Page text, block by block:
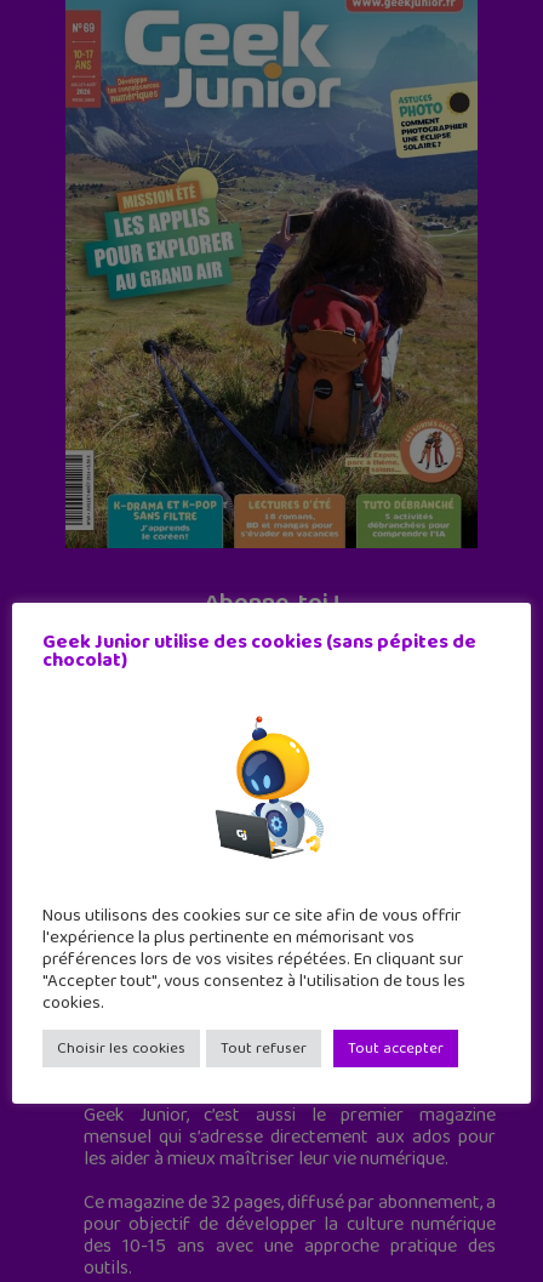
Abonne-toi !
11 numéros par an
JE M'ABONNE !
Geek Junior est le premier site de culture numérique
à destination des adolescents.
Geek Junior, c’est aussi le premier magazine
mensuel qui s’adresse directement aux ados pour
les aider à mieux maîtriser leur vie numérique.
Ce magazine de 32 pages, diffusé par abonnement, a
pour objectif de développer la culture numérique
des 10-15 ans avec une approche pratique des
outils.
Geek Junior utilise des cookies (sans pépites de
chocolat)
Nous utilisons des cookies sur ce site afin de vous offrir
l'expérience la plus pertinente en mémorisant vos
préférences lors de vos visites répétées. En cliquant sur
"Accepter tout", vous consentez à l'utilisation de tous les
cookies.
Choisir les cookies Tout refuser Tout accepter